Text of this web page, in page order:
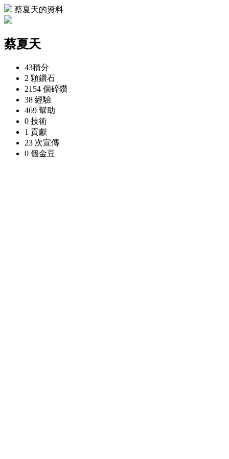
蔡夏天的資料
蔡夏天
43積分
2 顆鑽石
2154 個碎鑽
38 經驗
469 幫助
0 技術
1 貢獻
23 次宣傳
0 個金豆